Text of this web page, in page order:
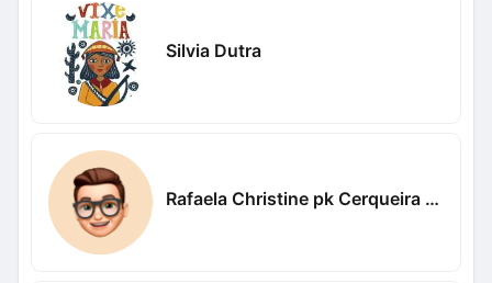
Silvia Dutra
Rafaela Christine pk Cerqueira Bicalho